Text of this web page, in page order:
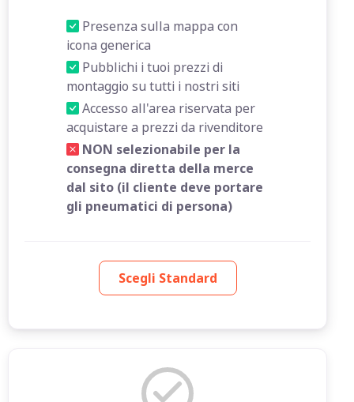
Presenza sulla mappa con
icona generica
Pubblichi i tuoi prezzi di
montaggio su tutti i nostri siti
Accesso all'area riservata per
acquistare a prezzi da rivenditore
NON selezionabile per la
consegna diretta della merce
dal sito (il cliente deve portare
gli pneumatici di persona)
Scegli Standard